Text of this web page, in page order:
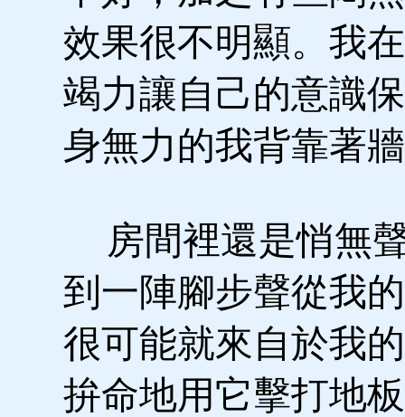
效果很不明顯。我
竭力讓自己的意識
身無力的我背靠著
房間裡還是悄無
到一陣腳步聲從我
很可能就來自於我
拚命地用它擊打地